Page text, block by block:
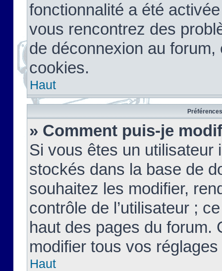
fonctionnalité a été
vous rencontrez des
de déconnexion au
cookies.
Haut
» Comment puis-je
Si vous êtes un
stockés dans la base de
souhaitez les modifier,
contrôle de l’utilisateur ;
haut des pages du forum.
modifier tous vos
Haut